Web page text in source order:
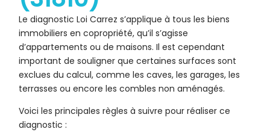
Le diagnostic Loi Carrez s’applique à tous les biens
immobiliers en copropriété, qu’il s’agisse
d’appartements ou de maisons. Il est cependant
important de souligner que certaines surfaces sont
exclues du calcul, comme les caves, les garages, les
terrasses ou encore les combles non aménagés.
Voici les principales règles à suivre pour réaliser ce
diagnostic :